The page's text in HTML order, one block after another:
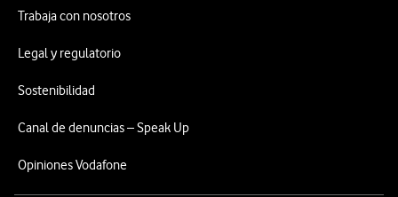
Trabaja con nosotros
Legal y regulatorio
Sostenibilidad
Canal de denuncias – Speak Up
Opiniones Vodafone